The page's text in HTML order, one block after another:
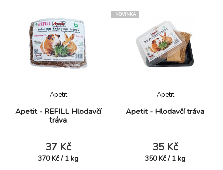
Apetit - REFILL Hlodavčí
tráva
Apetit
37 Kč
370 Kč / 1 kg
NOVINKA
Apetit - Hlodavčí tráva
Apetit
35 Kč
350 Kč / 1 kg